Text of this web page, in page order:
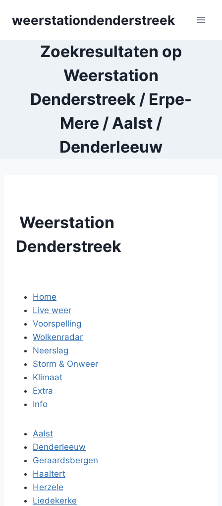
weerstationdenderstreek
Zoekresultaten op
Weerstation
Denderstreek / Erpe-
Mere / Aalst /
Denderleeuw
Weerstation
Denderstreek
Home
Live weer
Voorspelling
Wolkenradar
Neerslag
Storm & Onweer
Klimaat
Extra
Info
Aalst
Denderleeuw
Geraardsbergen
Haaltert
Herzele
Liedekerke